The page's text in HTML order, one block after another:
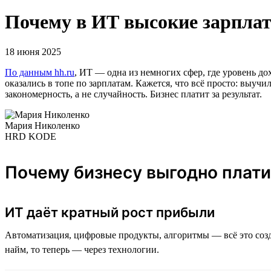
Почему в ИТ высокие
18 июня 2025
По данным hh.ru, ИТ — одна из немногих сфер, где уровень
оказались в топе по зарплатам. Кажется, что всё просто:
закономерность, а не случайность. Бизнес платит за результат.
Мария Николенко
HRD KODE
Почему бизнесу выгодно
ИТ даёт кратный рост прибыли
Автоматизация, цифровые продукты, алгоритмы — всё это
найм, то теперь — через технологии.